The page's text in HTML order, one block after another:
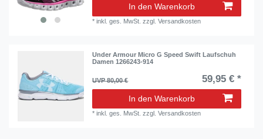
In den Warenkorb
*inkl. ges. MwSt. zzgl.Versandkosten
Under Armour Micro G Speed Swift Laufschuh
Damen 1266243-914
UVP 80,00 € 59,95 € *
In den Warenkorb
*inkl. ges. MwSt. zzgl.Versandkosten